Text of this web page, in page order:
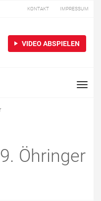
KONTAKT IMPRESSUM
VIDEO ABSPIELEN
Toggle
Öhringer